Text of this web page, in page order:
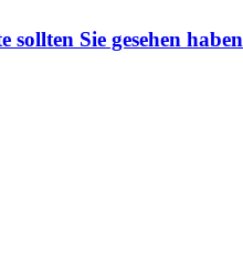
Sie gesehen haben